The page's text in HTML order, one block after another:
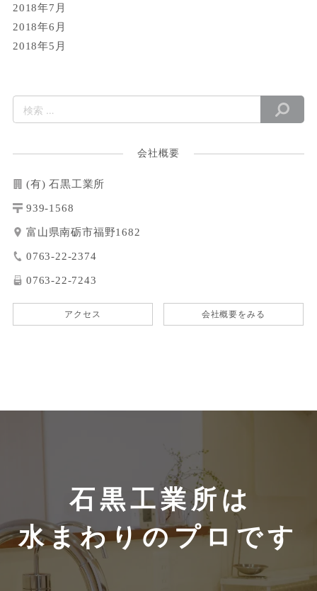
2018年7月
2018年6月
2018年5月
会社概要
(有) 石黒工業所
939-1568
富山県南砺市福野1682
0763-22-2374
0763-22-7243
アクセス 会社概要をみる
石黒工業所は
水まわりのプロです